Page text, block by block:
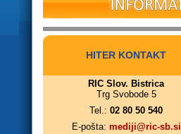
HITER KONTAKT
RIC Slov. Bistrica
Trg Svobode 5
Tel.: 02 80 50 540
E-pošta: mediji@ric-sb.si